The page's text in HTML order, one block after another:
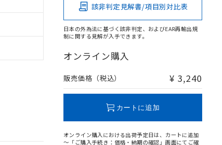
該非判定見解書/項目別対比表
日本の外為法に基づく該非判定、およびEAR再輸出規
制に関する見解が入手できます。
オンライン購入
販売価格（税込） ¥ 3,240
カートに追加
オンライン購入における出荷予定日は、カートに追加
～「ご購入手続き：価格・納期の確認」画面にてご確